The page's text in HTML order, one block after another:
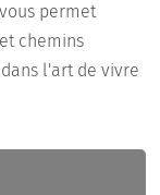
permet
chemins
l'art de vivre